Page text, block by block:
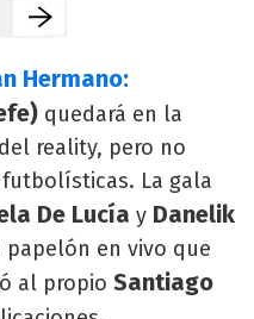
Hermano:
quedará en la
reality, pero no
La gala
De Lucía y Danelik
en vivo que
al propio Santiago